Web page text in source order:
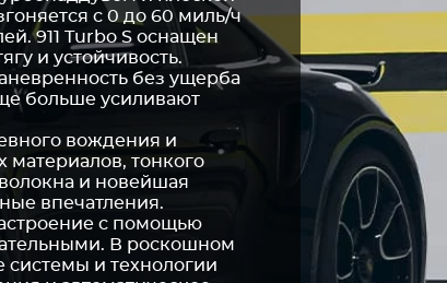
с 0 до 60 миль/ч
911 Turbo S оснащен
и устойчивость.
без ущерба
больше усиливают
вождения и
материалов, тонкого
и новейшая
впечатления.
с помощью
В роскошном
и технологии